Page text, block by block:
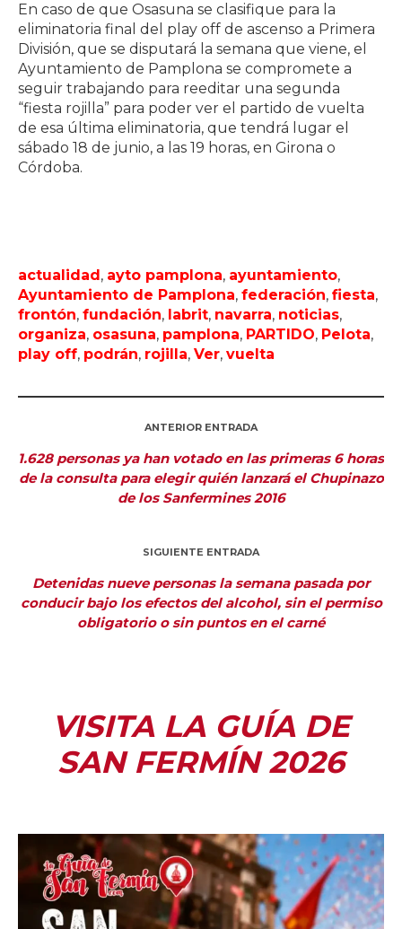
En caso de que Osasuna se clasifique para la
eliminatoria final del play off de ascenso a Primera
División, que se disputará la semana que viene, el
Ayuntamiento de Pamplona se compromete a
seguir trabajando para reeditar una segunda
“fiesta rojilla” para poder ver el partido de vuelta
de esa última eliminatoria, que tendrá lugar el
sábado 18 de junio, a las 19 horas, en Girona o
Córdoba.
actualidad, ayto pamplona, ayuntamiento,
Ayuntamiento de Pamplona, federación, fiesta,
frontón, fundación, labrit, navarra, noticias,
organiza, osasuna, pamplona, PARTIDO, Pelota,
play off, podrán, rojilla, Ver, vuelta
ANTERIOR ENTRADA
1.628 personas ya han votado en las primeras 6 horas
de la consulta para elegir quién lanzará el Chupinazo
de los Sanfermines 2016
SIGUIENTE ENTRADA
Detenidas nueve personas la semana pasada por
conducir bajo los efectos del alcohol, sin el permiso
obligatorio o sin puntos en el carné
VISITA LA GUÍA DE
SAN FERMÍN 2026